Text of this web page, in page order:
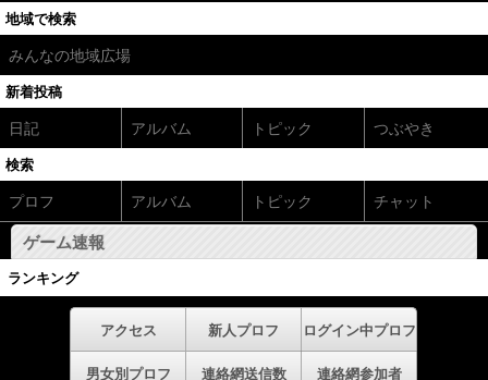
地域で検索
みんなの地域広場
新着投稿
日記 アルバム トピック つぶやき
検索
プロフ アルバム トピック チャット
ゲーム速報
ランキング
アクセス 新人プロフ ログイン中プロフ
男女別プロフ 連絡網送信数 連絡網参加者